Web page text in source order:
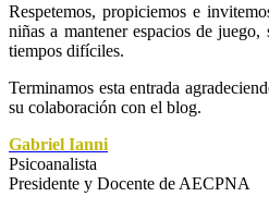
Respetemos, propiciemos e
niñas a mantener espacios de
tiempos difíciles.
Terminamos esta entrada
su colaboración con el blog.
Gabriel Ianni
Psicoanalista
Presidente y Docente de AECPNA